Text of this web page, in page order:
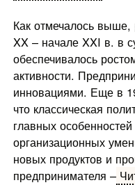
Как отмечалось выше,
XX – начале XXI в. в
обеспечивалось
активности.
инновациями. Еще в
что классическая
главных
организационных
новых продуктов и
предпринимателя –